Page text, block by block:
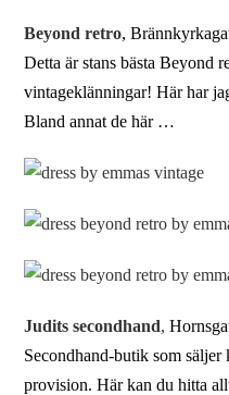
Beyond retro,
Detta är stans bästa Beyond
vintageklänningar! Här har
Bland annat de här …
Judits secondhand,
Secondhand-butik som säljer
provision. Här kan du hitta